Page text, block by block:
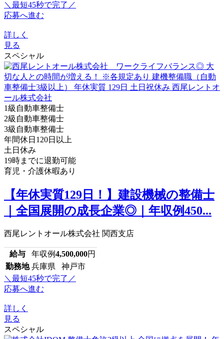
＼最短45秒で完了／
応募へ進む
詳しく
見る
スペシャル
1級自動車整備士
2級自動車整備士
3級自動車整備士
年間休日120日以上
土日休み
19時までに退勤可能
育児・介護休暇あり
【年休実質129日！】建設機械の整備士
｜全国展開の成長企業◎｜年収例450...
西尾レントオール株式会社 関西支店
給与 年収例4,500,000円
勤務地 兵庫県 神戸市
＼最短45秒で完了／
応募へ進む
詳しく
見る
スペシャル